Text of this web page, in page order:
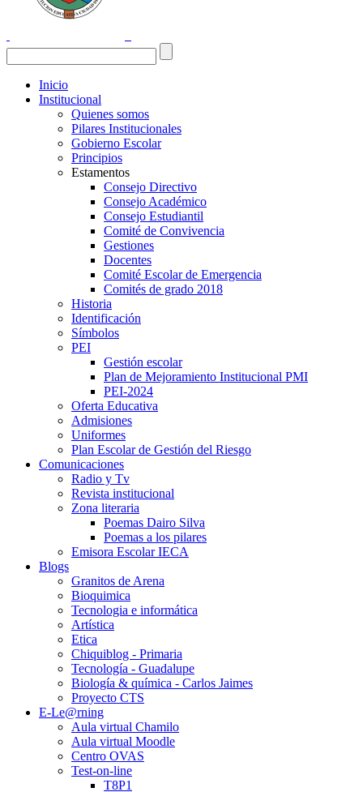
Inicio
Institucional
Quienes somos
Pilares Institucionales
Gobierno Escolar
Principios
Estamentos
Consejo Directivo
Consejo Académico
Consejo Estudiantil
Comité de Convivencia
Gestiones
Docentes
Comité Escolar de Emergencia
Comités de grado 2018
Historia
Identificación
Símbolos
PEI
Gestión escolar
Plan de Mejoramiento Institucional PMI
PEI-2024
Oferta Educativa
Admisiones
Uniformes
Plan Escolar de Gestión del Riesgo
Comunicaciones
Radio y Tv
Revista institucional
Zona literaria
Poemas Dairo Silva
Poemas a los pilares
Emisora Escolar IECA
Blogs
Granitos de Arena
Bioquimica
Tecnologia e informática
Artística
Etica
Chiquiblog - Primaria
Tecnología - Guadalupe
Biología & química - Carlos Jaimes
Proyecto CTS
E-Le@rning
Aula virtual Chamilo
Aula virtual Moodle
Centro OVAS
Test-on-line
T8P1